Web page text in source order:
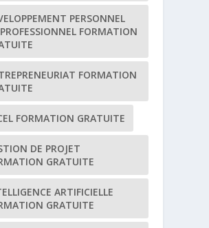
PERSONNEL
FORMATION
FORMATION
FORMATION GRATUITE
DE PROJET
GRATUITE
ARTIFICIELLE
GRATUITE